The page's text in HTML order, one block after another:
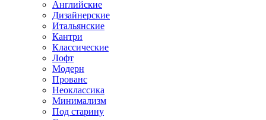
Английские
Дизайнерские
Итальянские
Кантри
Классические
Лофт
Модерн
Прованс
Неоклассика
Минимализм
Под старину